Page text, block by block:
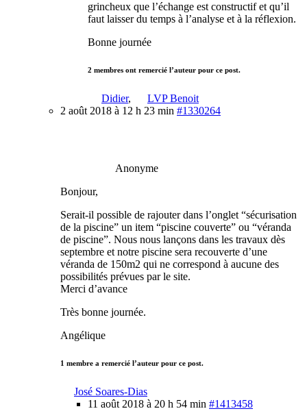
grincheux que l’échange est constructif et qu’il
faut laisser du temps à l’analyse et à la réflexion.
Bonne journée
2 membres ont remercié l’auteur pour ce post.
Didier,
LVP Benoit
2 août 2018 à 12 h 23 min #1330264
Anonyme
Bonjour,
Serait-il possible de rajouter dans l’onglet “sécurisation
de la piscine” un item “piscine couverte” ou “véranda
de piscine”. Nous nous lançons dans les travaux dès
septembre et notre piscine sera recouverte d’une
véranda de 150m2 qui ne correspond à aucune des
possibilités prévues par le site.
Merci d’avance
Très bonne journée.
Angélique
1 membre a remercié l’auteur pour ce post.
José Soares-Dias
11 août 2018 à 20 h 54 min #1413458